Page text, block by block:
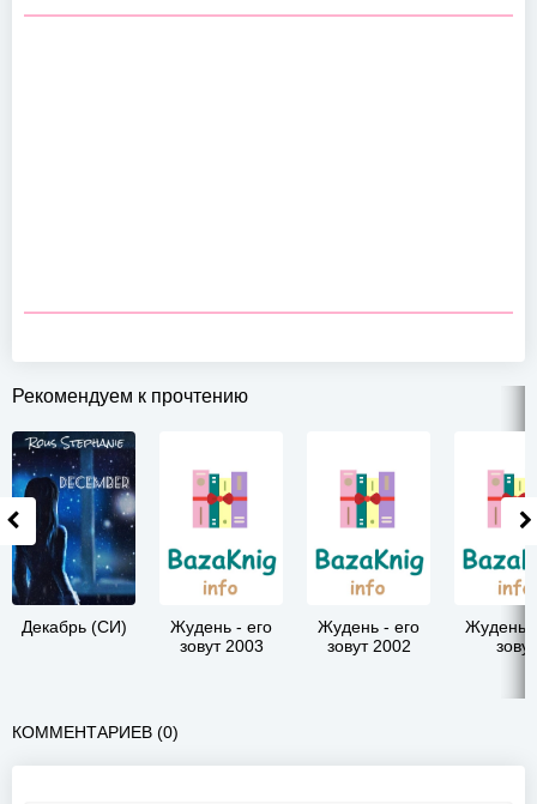
Рекомендуем к прочтению
Декабрь (СИ)
Жудень - его
зовут 2003
Жудень - его
зовут 2002
Жудень -
зовут
КОММЕНТАРИЕВ (0)